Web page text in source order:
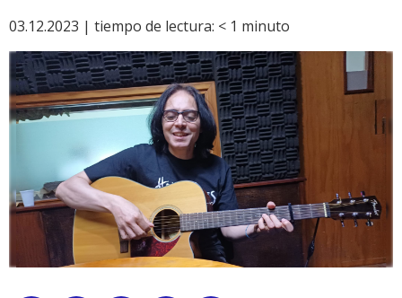
03.12.2023 | tiempo de lectura: < 1 minuto